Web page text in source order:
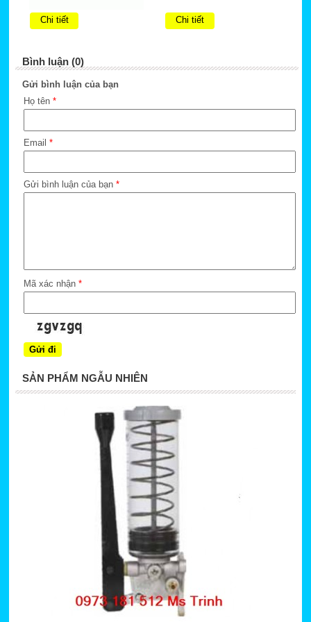
Chi tiết Chi tiết
Bình luận (0)
Gửi bình luận của bạn
Họ tên *
Email *
Gửi bình luận của bạn *
Mã xác nhận *
SẢN PHẨM NGẪU NHIÊN